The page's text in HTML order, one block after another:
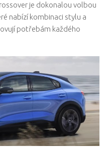
je dokonalou volbou
nabízí kombinaci stylu a
potřebám každého